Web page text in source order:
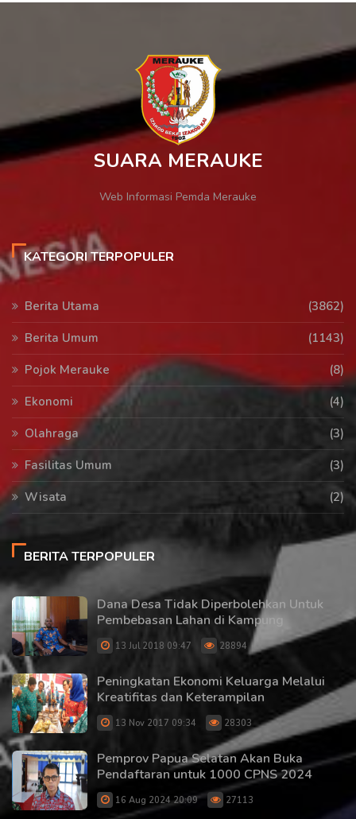
SUARA MERAUKE
Web Informasi Pemda Merauke
KATEGORI TERPOPULER
Berita Utama
(3862)
Berita Umum
(1143)
Pojok Merauke
(8)
Ekonomi
(4)
Olahraga
(3)
Fasilitas Umum
(3)
Wisata
(2)
BERITA TERPOPULER
Dana Desa Tidak Diperbolehkan Untuk
Pembebasan Lahan di Kampung
13 Jul 2018 09:47 28894
Peningkatan Ekonomi Keluarga Melalui
Kreatifitas dan Keterampilan
13 Nov 2017 09:34 28303
Pemprov Papua Selatan Akan Buka
Pendaftaran untuk 1000 CPNS 2024
16 Aug 2024 20:09 27113